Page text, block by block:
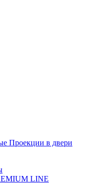
Проекции в двери
LINE